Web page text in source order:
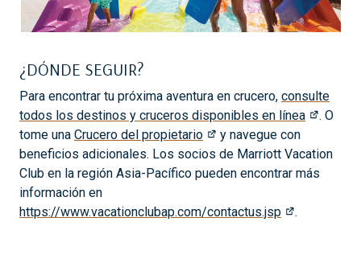
¿DÓNDE SEGUIR?
Para encontrar tu próxima aventura en crucero, consulte
todos los destinos y cruceros disponibles en línea
. O
tome una Crucero del propietario
y navegue con
beneficios adicionales. Los socios de Marriott Vacation
Club en la región Asia-Pacífico pueden encontrar más
información en
https://www.vacationclubap.com/contactus.jsp
.